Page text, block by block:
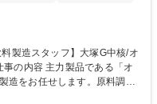
造をお任せします。原料調合
、設備保守や導入、ライン改